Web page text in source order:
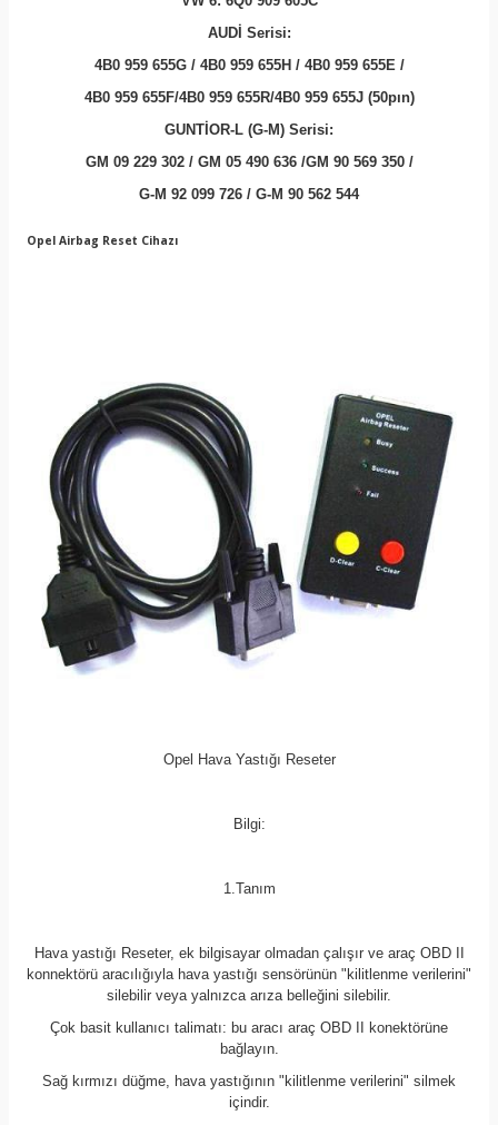
AUDİ Serisi:
4B0 959 655G / 4B0 959 655H / 4B0 959 655E /
4B0 959 655F/4B0 959 655R/4B0 959 655J (50pın)
GUNTİOR-L (G-M) Serisi:
GM 09 229 302 / GM 05 490 636 /GM 90 569 350 /
G-M 92 099 726 / G-M 90 562 544
Opel Airbag Reset Cihazı
Opel Hava Yastığı Reseter
Bilgi:
1.Tanım
Hava yastığı Reseter, ek bilgisayar olmadan çalışır ve araç OBD II
konnektörü aracılığıyla hava yastığı sensörünün "kilitlenme verilerini"
silebilir veya yalnızca arıza belleğini silebilir.
Çok basit kullanıcı talimatı: bu aracı araç OBD II konektörüne
bağlayın.
Sağ kırmızı düğme, hava yastığının "kilitlenme verilerini" silmek
içindir.